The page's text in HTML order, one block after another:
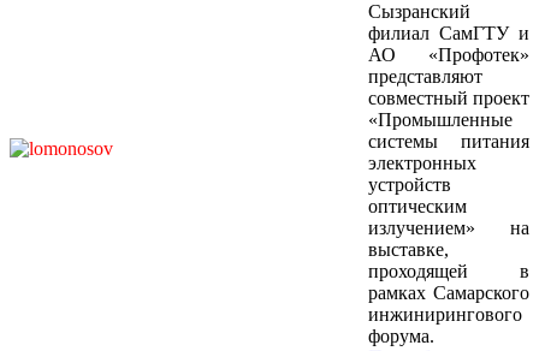
Сызранский
филиал СамГТУ и
АО «Профотек»
представляют
совместный проект
«Промышленные
системы питания
электронных
устройств
оптическим
излучением» на
выставке,
проходящей в
рамках Самарского
инжинирингового
форума.